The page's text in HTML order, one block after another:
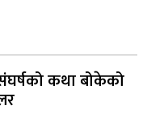
कथा बोकेको